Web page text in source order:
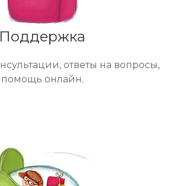
Поддержка
ответы на вопросы,
помощь онлайн.